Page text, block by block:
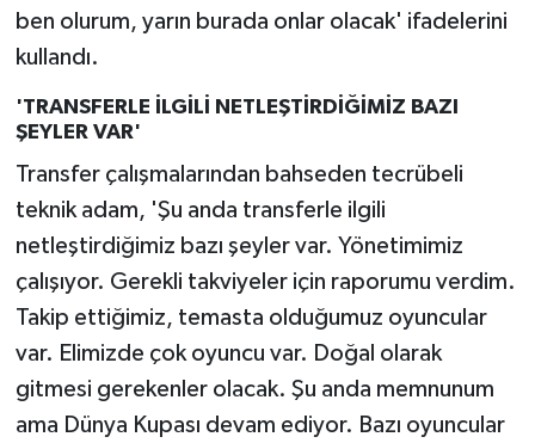
ben olurum, yarın burada onlar olacak' ifadelerini
kullandı.
'TRANSFERLE İLGİLİ NETLEŞTİRDİĞİMİZ BAZI
ŞEYLER VAR'
Transfer çalışmalarından bahseden tecrübeli
teknik adam, 'Şu anda transferle ilgili
netleştirdiğimiz bazı şeyler var. Yönetimimiz
çalışıyor. Gerekli takviyeler için raporumu verdim.
Takip ettiğimiz, temasta olduğumuz oyuncular
var. Elimizde çok oyuncu var. Doğal olarak
gitmesi gerekenler olacak. Şu anda memnunum
ama Dünya Kupası devam ediyor. Bazı oyuncular